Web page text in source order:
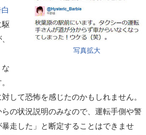
写真拡大
駆
な
して恐怖を感じたのかもしれません。
の状況説明のみなので、運転手側や警
走した」と断定することはできませ